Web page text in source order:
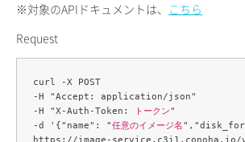
※対象のAPIドキュメントは、 こちら
Request
curl -X POST
-H "Accept: application/json"
-H "X-Auth-Token:
トークン"
-d '{"name": "任意のイメージ名